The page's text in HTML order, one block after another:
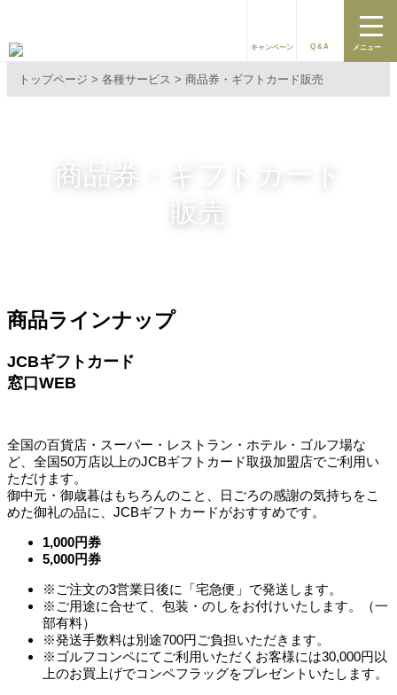
キャンペーン Q&A メニュー
トップページ 各種サービス 商品券・ギフトカード販売
商品券・ギフトカード
販売
商品ラインナップ
JCBギフトカード
窓口WEB
全国の百貨店・スーパー・レストラン・ホテル・ゴルフ場な
ど、全国50万店以上のJCBギフトカード取扱加盟店でご利用い
ただけます。
御中元・御歳暮はもちろんのこと、日ごろの感謝の気持ちをこ
めた御礼の品に、JCBギフトカードがおすすめです。
1,000円券
5,000円券
※ご注文の3営業日後に「宅急便」で発送します。
※ご用途に合せて、包装・のしをお付けいたします。（一
部有料）
※発送手数料は別途700円ご負担いただきます。
※ゴルフコンペにてご利用いただくお客様には30,000円以
上のお買上げでコンペフラッグをプレゼントいたします。